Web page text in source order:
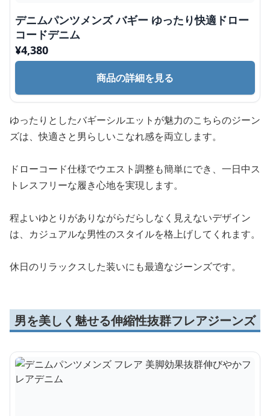
デニムパンツメンズ バギー ゆったり快適ドロー
コードデニム
¥4,380
商品の詳細を見る
ゆったりとしたバギーシルエットが魅力のこちらのジーン
ズは、快適さと男らしいこなれ感を両立します。
ドローコード仕様でウエスト調整も簡単にでき、一日中ス
トレスフリーな履き心地を実現します。
程よいゆとりがありながらだらしなく見えないデザイン
は、カジュアルな男性のスタイルを格上げしてくれます。
休日のリラックスした装いにも最適なジーンズです。
男を美しく魅せる伸縮性抜群フレアジーンズ